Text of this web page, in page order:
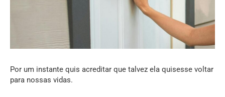
Por um instante quis acreditar que talvez ela quisesse voltar
para nossas vidas.